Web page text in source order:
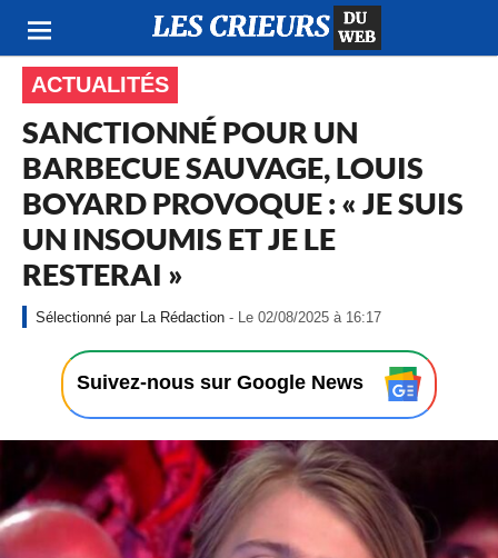
ACTUALITÉS
SANCTIONNÉ POUR UN
BARBECUE SAUVAGE, LOUIS
BOYARD PROVOQUE : « JE SUIS
UN INSOUMIS ET JE LE
RESTERAI »
La Rédaction - Le 02/08/2025 à 16:17
0
2
/
0
2
0
2
Suivez-nous sur Google News